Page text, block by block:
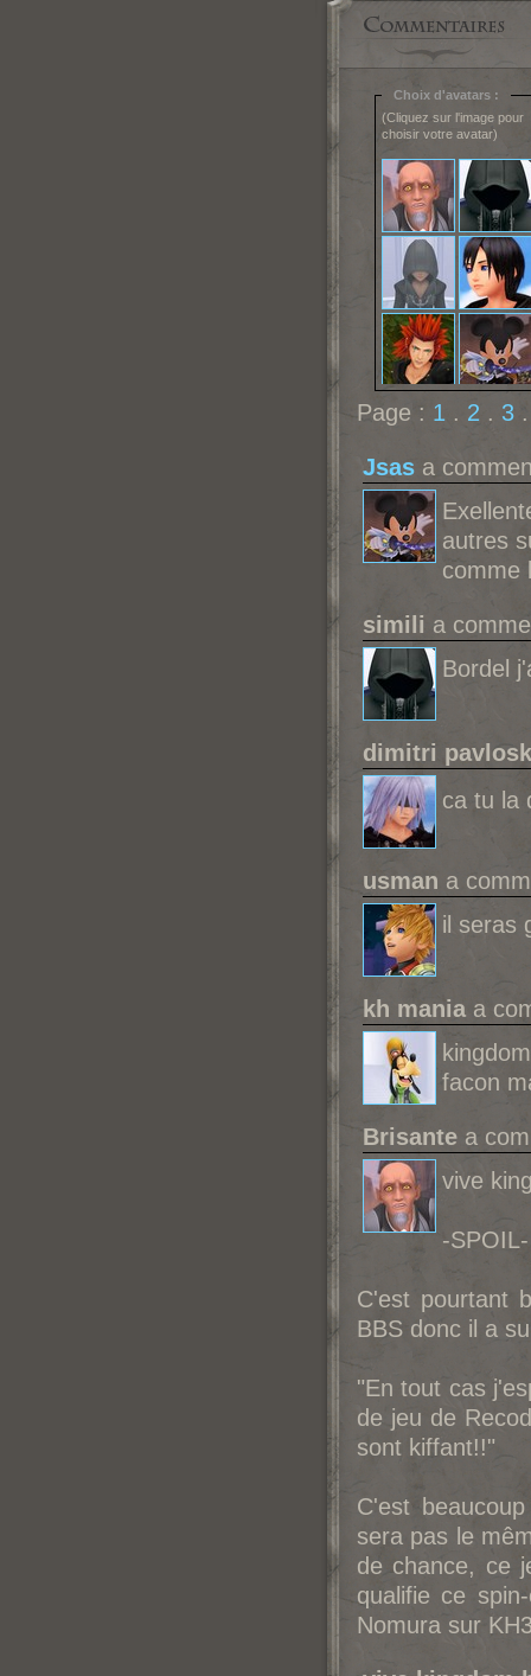
Choix d'avatars :
(Cliquez sur l'image pour
choisir votre avatar)
Page : 1 . 2 . 3
Jsas a
autres
comme
simili a
Bordel
dimitri
ca tu la
usman a
il seras
kh mania a
facon
Brisante a
vive
-SPOIL-
C'est pourtant
BBS donc il a
"En tout cas
de jeu de
sont kiffant!!"
C'est
sera pas le
de chance, ce
qualifie ce
Nomura sur